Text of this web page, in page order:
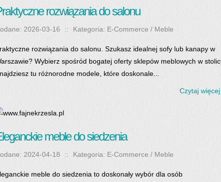
rozwiązania do salonu
2026-03-16 :: Kategoria: E-Commerce / Meble
rozwiązania do salonu. Szukasz idealnej sofy lub kanapy w
Wybierz spośród bogatej oferty sklepów meblowych w
tu różnorodne modele, które doskonale...
Czytaj
meble do siedzenia
2024-04-18 :: Kategoria: E-Commerce / Meble
meble do siedzenia to doskonały wybór dla osób